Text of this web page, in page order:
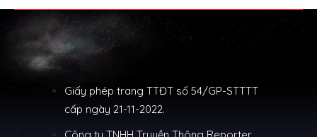
Giấy phép trang TTĐT số 54/GP-STTTT
cấp ngày 21-11-2022.